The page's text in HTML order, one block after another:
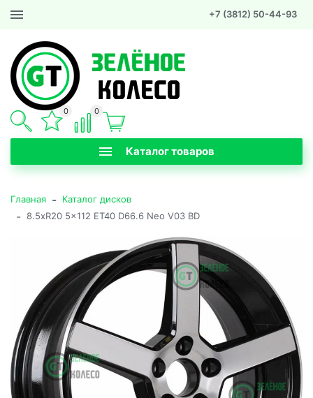
+7 (3812) 50-44-93
Каталог товаров
0 0
Главная - Каталог дисков
- 8.5xR20 5x112 ET40 D66.6 Neo V03 BD